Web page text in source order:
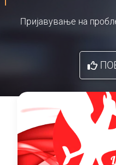
Пријавување на